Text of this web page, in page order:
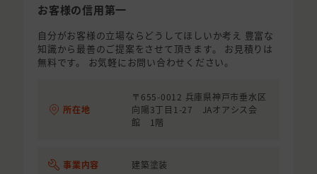
お客様の信用第一
自分がお客様の立場ならどうしてほしいか考え 豊富な
知識から最善のご提案をさせて頂きます。 お見積りは
無料です。 お気軽にお問い合わせください。
所在地
〒655-0012 兵庫県神戸市垂水区
向陽3丁目1-27 JAオアシス会
館 1階
事業内容 建築塗装